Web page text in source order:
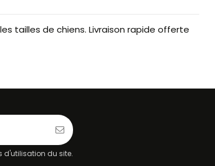
tailles de chiens. Livraison rapide offerte
d'utilisation du site.